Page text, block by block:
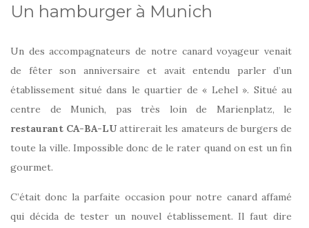
Un hamburger à Munich
Un des accompagnateurs de notre canard voyageur venait
de fêter son anniversaire et avait entendu parler d’un
établissement situé dans le quartier de « Lehel ». Situé au
centre de Munich, pas très loin de Marienplatz, le
restaurant CA-BA-LU attirerait les amateurs de burgers de
toute la ville. Impossible donc de le rater quand on est un fin
gourmet.
C’était donc la parfaite occasion pour notre canard affamé
qui décida de tester un nouvel établissement. Il faut dire